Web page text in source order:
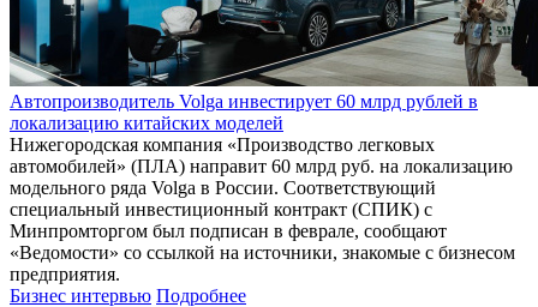
Автопроизводитель Volga инвестирует 60 млрд рублей в
локализацию китайских моделей
Нижегородская компания «Производство легковых
автомобилей» (ПЛА) направит 60 млрд руб. на локализацию
модельного ряда Volga в России. Соответствующий
специальный инвестиционный контракт (СПИК) с
Минпромторгом был подписан в феврале, сообщают
«Ведомости» со ссылкой на источники, знакомые с бизнесом
предприятия.
Бизнес интервью Подробнее